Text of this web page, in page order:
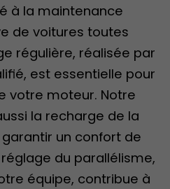
à la maintenance
de voitures toutes
régulière, réalisée par
est essentielle pour
votre moteur. Notre
la recharge de la
un confort de
du parallélisme,
équipe, contribue à